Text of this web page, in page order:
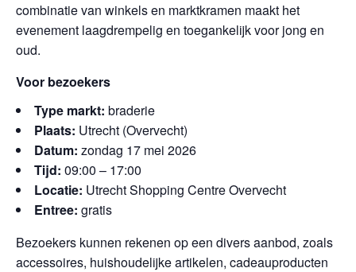
combinatie van winkels en marktkramen maakt het
evenement laagdrempelig en toegankelijk voor jong en
oud.
Voor bezoekers
Type markt: braderie
Plaats: Utrecht (Overvecht)
Datum: zondag 17 mei 2026
Tijd: 09:00 – 17:00
Locatie: Utrecht Shopping Centre Overvecht
Entree: gratis
Bezoekers kunnen rekenen op een divers aanbod, zoals
accessoires, huishoudelijke artikelen, cadeauproducten